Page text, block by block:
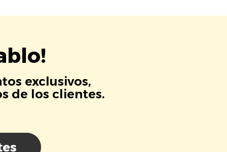
exclusivos,
de los clientes.